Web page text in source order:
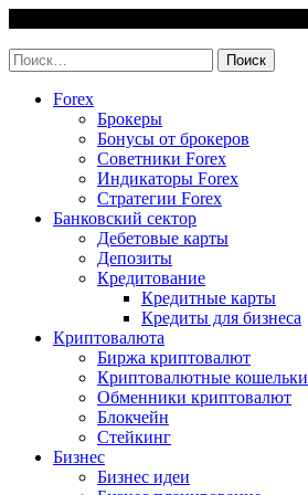
content
Найти:
Forex
Брокеры
Бонусы от брокеров
Советники Forex
Индикаторы Forex
Стратегии Forex
Банковский сектор
Дебетовые карты
Депозиты
Кредитование
Кредитные карты
Кредиты для бизнеса
Криптовалюта
Биржа криптовалют
Криптовалютные кошельки
Обменники криптовалют
Блокчейн
Стейкинг
Бизнес
Бизнес идеи